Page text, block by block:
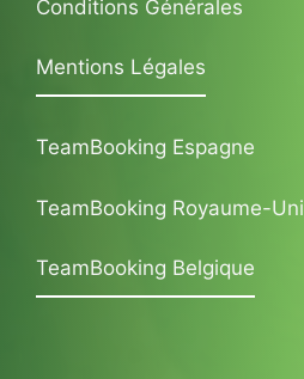
Conditions Générales
Mentions Légales
TeamBooking Espagne
TeamBooking Royaume-Uni
TeamBooking Belgique